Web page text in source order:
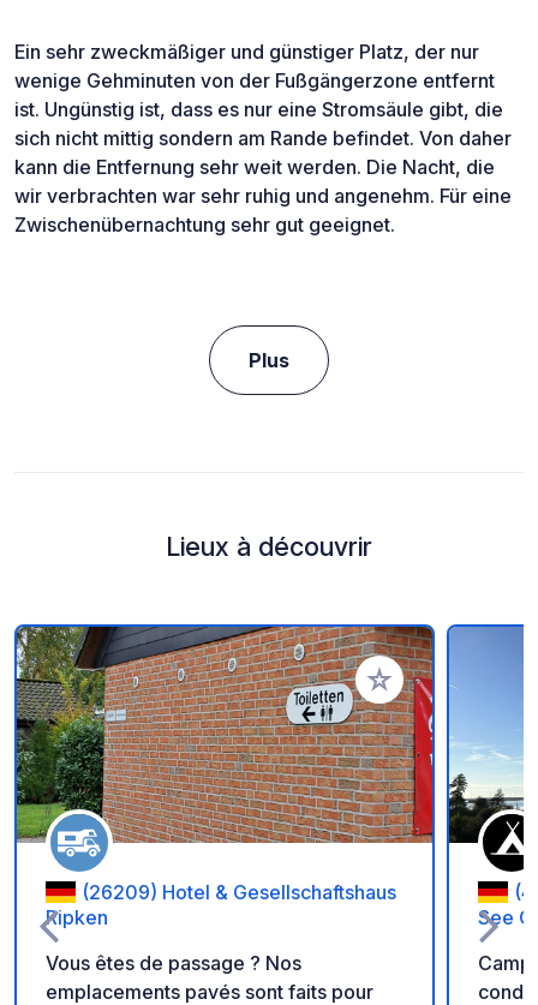
Ein sehr zweckmäßiger und günstiger Platz, der nur
wenige Gehminuten von der Fußgängerzone entfernt
ist. Ungünstig ist, dass es nur eine Stromsäule gibt, die
sich nicht mittig sondern am Rande befindet. Von daher
kann die Entfernung sehr weit werden. Die Nacht, die
wir verbrachten war sehr ruhig und angenehm. Für eine
Zwischenübernachtung sehr gut geeignet.
Plus
Lieux à découvrir
Ajouter à vos
(26209) Hotel & Gesellschaftshaus
Ripken
Vous êtes de passage ? Nos
emplacements pavés sont faits pour
See